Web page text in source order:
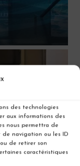
des technologies
aux informations des
nous permettra de
de navigation ou les ID
de retirer son
caractéristiques